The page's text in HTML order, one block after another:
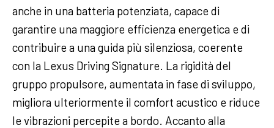
anche in una batteria potenziata, capace di
garantire una maggiore efficienza energetica e di
contribuire a una guida più silenziosa, coerente
con la Lexus Driving Signature. La rigidità del
gruppo propulsore, aumentata in fase di sviluppo,
migliora ulteriormente il comfort acustico e riduce
le vibrazioni percepite a bordo. Accanto alla